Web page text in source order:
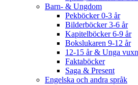
Barn- & Ungdom
Pekböcker 0-3 år
Bilderböcker 3-6 år
Kapitelböcker 6-9 år
Bokslukaren 9-12 år
12-15 år & Unga
Faktaböcker
Saga & Present
Engelska och andra språk